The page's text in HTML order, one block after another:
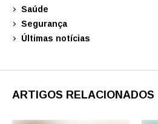
Saúde
Segurança
Últimas notícias
ARTIGOS RELACIONADOS